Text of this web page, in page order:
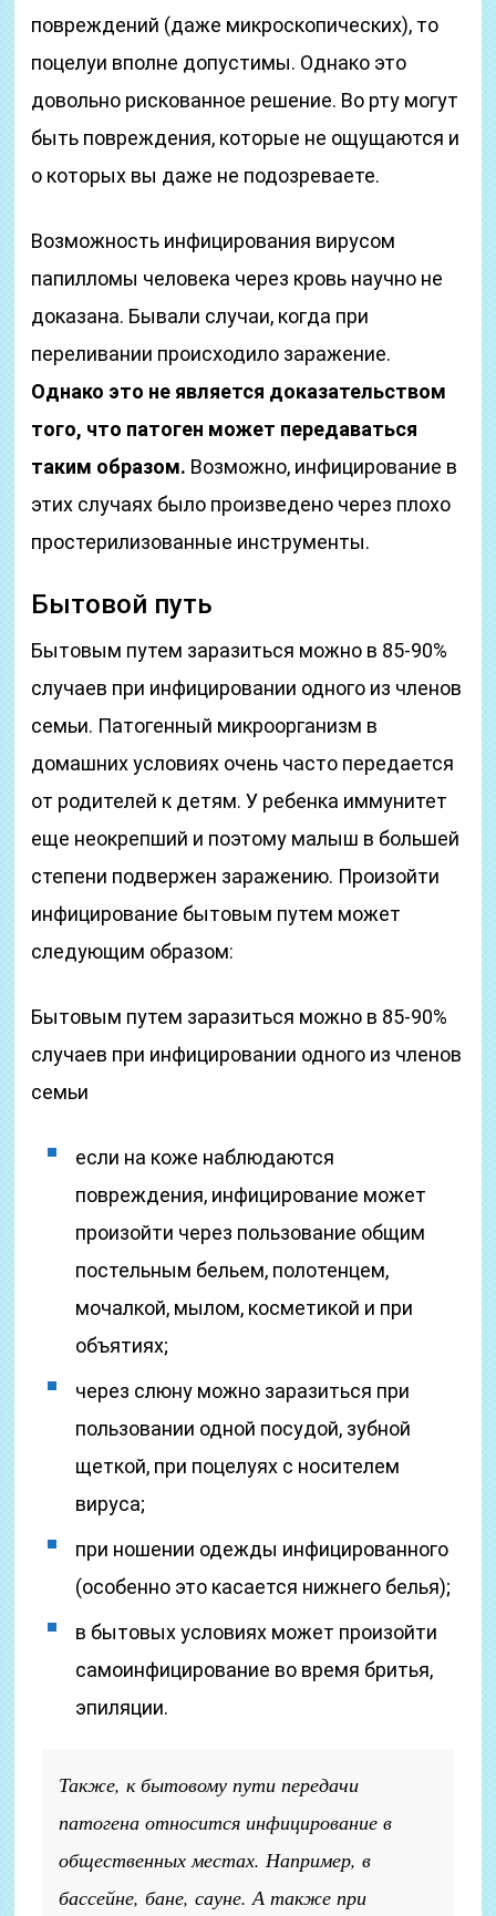
повреждений (даже микроскопических), то
поцелуи вполне допустимы. Однако это
довольно рискованное решение. Во рту могут
быть повреждения, которые не ощущаются и
о которых вы даже не подозреваете.
Возможность инфицирования вирусом
папилломы человека через кровь научно не
доказана. Бывали случаи, когда при
переливании происходило заражение.
Однако это не является доказательством
того, что патоген может передаваться
таким образом. Возможно, инфицирование в
этих случаях было произведено через плохо
простерилизованные инструменты.
Бытовой путь
Бытовым путем заразиться можно в 85-90%
случаев при инфицировании одного из членов
семьи. Патогенный микроорганизм в
домашних условиях очень часто передается
от родителей к детям. У ребенка иммунитет
еще неокрепший и поэтому малыш в большей
степени подвержен заражению. Произойти
инфицирование бытовым путем может
следующим образом:
Бытовым путем заразиться можно в 85-90%
случаев при инфицировании одного из членов
семьи
если на коже наблюдаются
повреждения, инфицирование может
произойти через пользование общим
постельным бельем, полотенцем,
мочалкой, мылом, косметикой и при
объятиях;
через слюну можно заразиться при
пользовании одной посудой, зубной
щеткой, при поцелуях с носителем
вируса;
при ношении одежды инфицированного
(особенно это касается нижнего белья);
в бытовых условиях может произойти
самоинфицирование во время бритья,
эпиляции.
Также, к бытовому пути передачи
патогена относится инфицирование в
общественных местах. Например, в
бассейне, бане, сауне. А также при